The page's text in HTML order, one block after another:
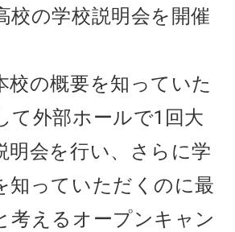
校の学校説明会を開催
校の概要を知っていた
て外部ホールで1回大
明会を行い、さらに学
知っていただくのに最
考えるオープンキャン